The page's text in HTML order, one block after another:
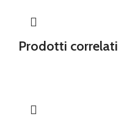
Prodotti correlati